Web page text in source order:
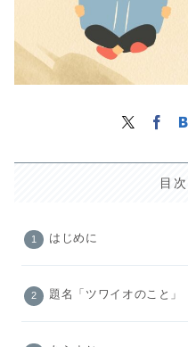
目次
はじめに
題名「ツワイオのこと」